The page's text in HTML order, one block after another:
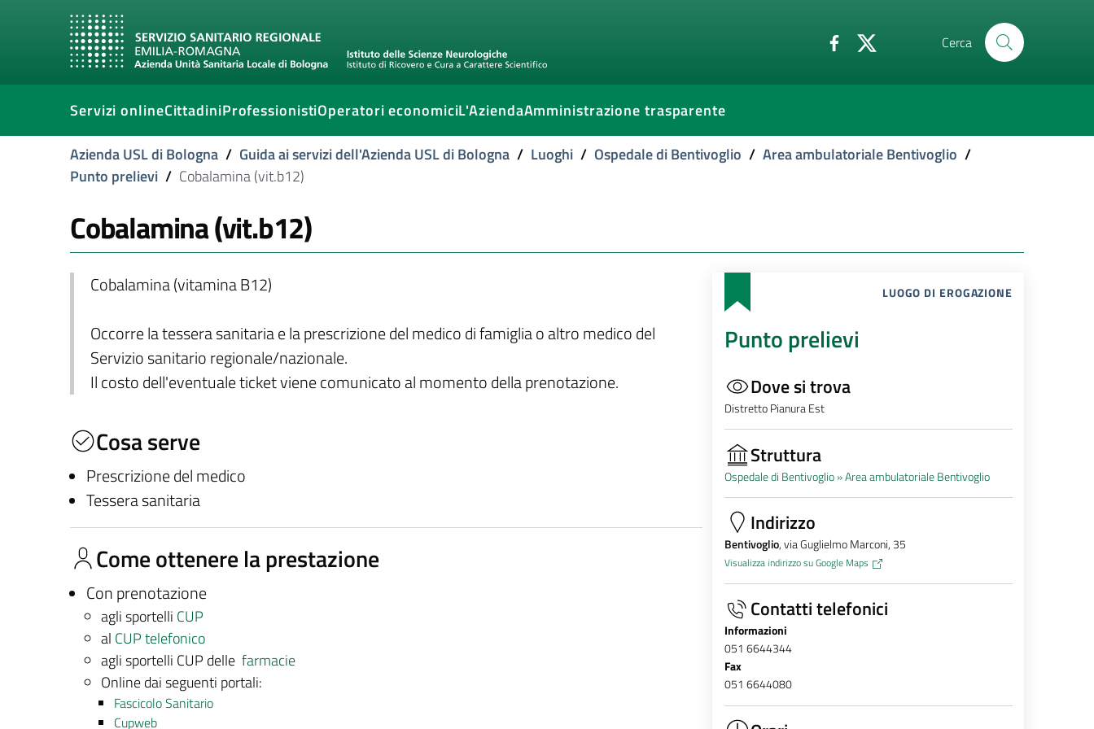
Cerca
Servizi onlineCittadiniProfessionistiOperatori economiciL'AziendaAmministrazione trasparente
Azienda USL di Bologna / Guida ai servizi dell'Azienda USL di Bologna / Luoghi / Ospedale di Bentivoglio / Area ambulatoriale Bentivoglio /
Punto prelievi / Cobalamina (vit.b12)
Cobalamina (vit.b12)
Cobalamina (vitamina B12)
Occorre la tessera sanitaria e la prescrizione del medico di famiglia o altro medico del
Servizio sanitario regionale/nazionale.
Il costo dell'eventuale ticket viene comunicato al momento della prenotazione.
Cosa serve
Prescrizione del medico
Tessera sanitaria
Come ottenere la prestazione
Con prenotazione
agli sportelli CUP
al CUP telefonico
agli sportelli CUP delle farmacie
Online dai seguenti portali:
Fascicolo Sanitario
Cupweb
LUOGO DI EROGAZIONE
Punto prelievi
Dove si trova
Distretto Pianura Est
Struttura
Ospedale di Bentivoglio »Area ambulatoriale Bentivoglio
Indirizzo
Bentivoglio, via Guglielmo Marconi, 35
Visualizza indirizzo su Google Maps
Contatti telefonici
Informazioni
051 6644344
Fax
051 6644080